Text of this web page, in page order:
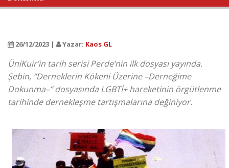
26/12/2023 | Yazar: Kaos GL
ÜniKuir’in tarih serisi Perde’nin ilk dosyası yayında.
Şebin, “Derneklerin Kökeni Üzerine –Derneğime
Dokunma–” dosyasında LGBTİ+ hareketinin örgütlenme
tarihinde dernekleşme tartışmalarına değiniyor.